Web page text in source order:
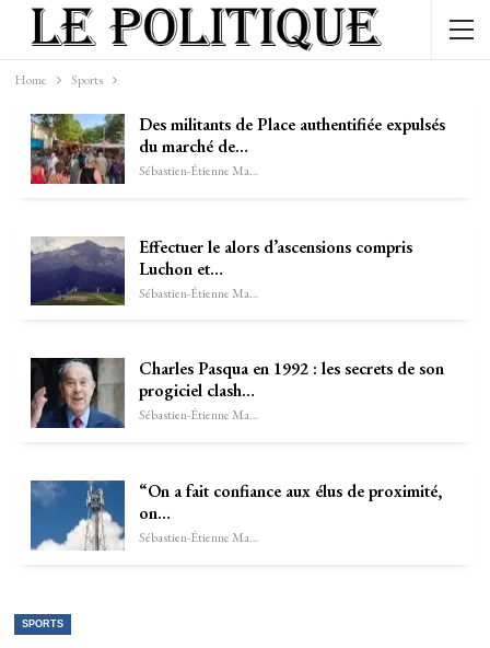
Home Sports
Des militants de Place authentifiée expulsés
du marché de…
Sébastien-Étienne Marechal
Effectuer le alors d’ascensions compris
Luchon et…
Sébastien-Étienne Marechal
Charles Pasqua en 1992 : les secrets de son
progiciel clash…
Sébastien-Étienne Marechal
“On a fait confiance aux élus de proximité,
on…
Sébastien-Étienne Marechal
SPORTS